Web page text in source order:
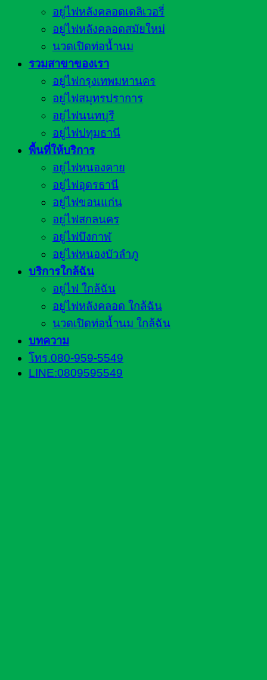
อยู่ไฟหลังคลอดเดลิเวอรี่
อยู่ไฟหลังคลอดสมัยใหม่
นวดเปิดท่อน้ำนม
รวมสาขาของเรา
อยู่ไฟกรุงเทพมหานคร
อยู่ไฟสมุทรปราการ
อยู่ไฟนนทบุรี
อยู่ไฟปทุมธานี
พื้นที่ให้บริการ
อยู่ไฟหนองคาย
อยู่ไฟอุดรธานี
อยู่ไฟขอนแก่น
อยู่ไฟสกลนคร
อยู่ไฟบึงกาฬ
อยู่ไฟหนองบัวลำภู
บริการใกล้ฉัน
อยู่ไฟ ใกล้ฉัน
อยู่ไฟหลังคลอด ใกล้ฉัน
นวดเปิดท่อน้ำนม ใกล้ฉัน
บทความ
โทร.080-959-5549
LINE:0809595549